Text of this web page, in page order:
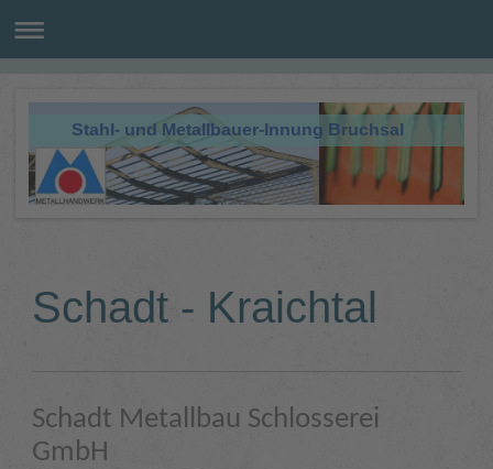
Stahl- und Metallbauer-Innung Bruchsal
Schadt - Kraichtal
Schadt Metallbau Schlosserei
GmbH